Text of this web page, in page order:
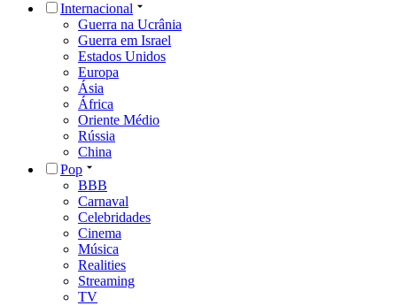
Internacional
Guerra na Ucrânia
Guerra em Israel
Estados Unidos
Europa
Ásia
África
Oriente Médio
Rússia
China
Pop
BBB
Carnaval
Celebridades
Cinema
Música
Realities
Streaming
TV